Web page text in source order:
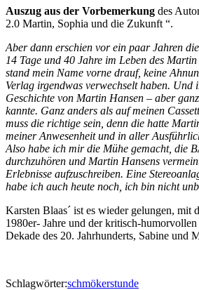
Auszug aus der Vorbemerkung des
2.0 Martin, Sophia und die Zukunft “.
Aber dann erschien vor ein paar Jahren
14 Tage und 40 Jahre im Leben des
stand mein Name vorne drauf, keine
Verlag irgendwas verwechselt haben. Und
Geschichte von Martin Hansen – aber
kannte. Ganz anders als auf meinen
muss die richtige sein, denn die hatte
meiner Anwesenheit und in aller
Also habe ich mir die Mühe gemacht, die
durchzuhören und Martin Hansens
Erlebnisse aufzuschreiben. Eine
habe ich auch heute noch, ich bin nicht
Karsten Blaas´ ist es wieder gelungen, mit
1980er- Jahre und der kritisch-
Dekade des 20. Jahrhunderts, Sabine und
Schlagwörter:schmökerstunde